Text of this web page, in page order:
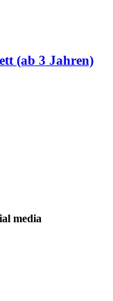
(ab 3 Jahren)
media